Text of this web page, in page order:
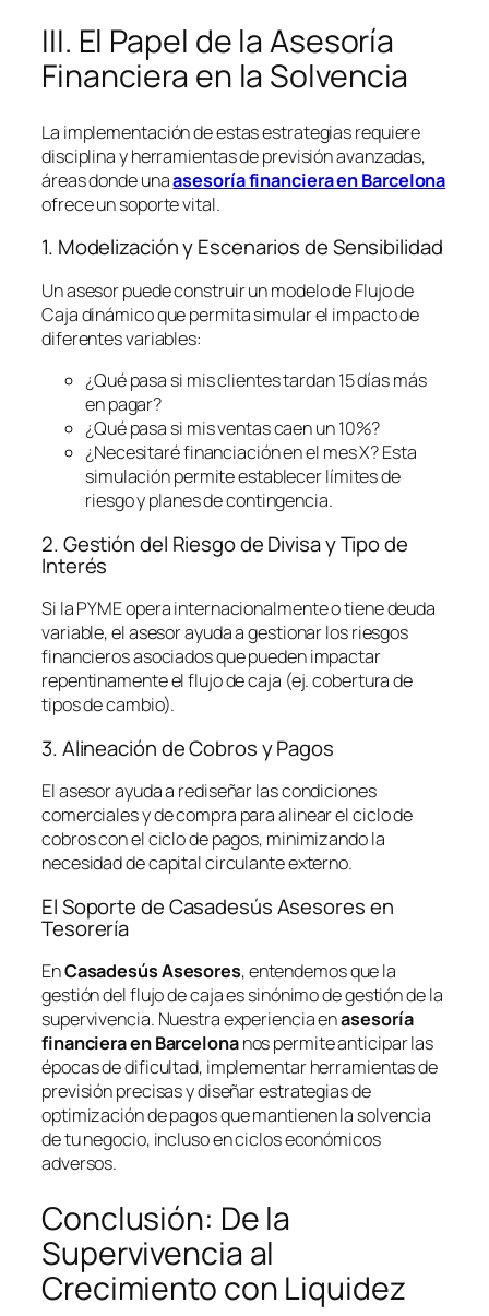
III. El Papel de la Asesoría
Financiera en la Solvencia
La implementación de estas estrategias requiere
disciplina y herramientas de previsión avanzadas,
áreas donde unaasesoría financiera en Barcelona
ofrece un soporte vital.
1. Modelización y Escenarios de Sensibilidad
Un asesor puede construir un modelo de Flujo de
Caja dinámico que permita simular el impacto de
diferentes variables:
¿Qué pasa si mis clientes tardan 15 días más
en pagar?
¿Qué pasa si mis ventas caen un 10%?
¿Necesitaré financiación en el mes X? Esta
simulación permite establecer límites de
riesgo y planes de contingencia.
2. Gestión del Riesgo de Divisa y Tipo de
Interés
Si la PYME opera internacionalmente o tiene deuda
variable, el asesor ayuda a gestionar los riesgos
financieros asociados que pueden impactar
repentinamente el flujo de caja (ej. cobertura de
tipos de cambio).
3. Alineación de Cobros y Pagos
El asesor ayuda a rediseñar las condiciones
comerciales y de compra para alinear el ciclo de
cobros con el ciclo de pagos, minimizando la
necesidad de capital circulante externo.
El Soporte de Casadesús Asesores en
Tesorería
EnCasadesús Asesores, entendemos que la
gestión del flujo de caja es sinónimo de gestión de la
supervivencia. Nuestra experiencia enasesoría
financiera en Barcelonanos permite anticipar las
épocas de dificultad, implementar herramientas de
previsión precisas y diseñar estrategias de
optimización de pagos que mantienen la solvencia
de tu negocio, incluso en ciclos económicos
adversos.
Conclusión: De la
Supervivencia al
Crecimiento con Liquidez